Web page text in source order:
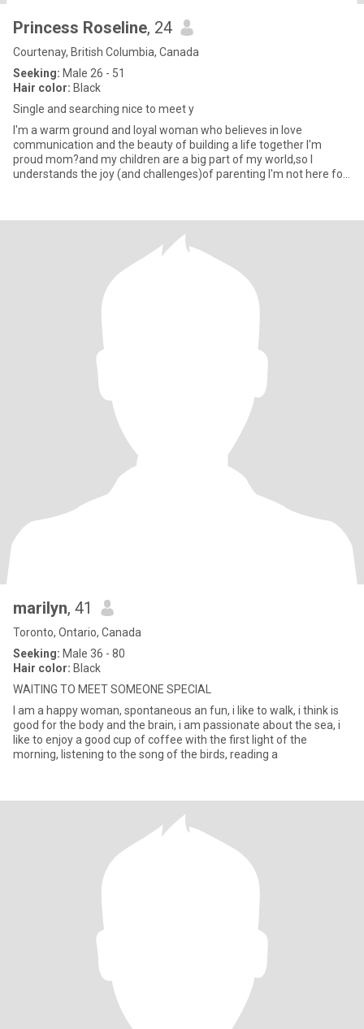
Princess Roseline, 24
Courtenay, British Columbia, Canada
Seeking: Male 26 - 51
Hair color: Black
Single and searching nice to meet y
I'm a warm ground and loyal woman who believes in love
communication and the beauty of building a life together I'm
proud mom?and my children are a big part of my world,so I
understands the joy (and challenges)of parenting I'm not here for
marilyn, 41
Toronto, Ontario, Canada
Seeking: Male 36 - 80
Hair color: Black
WAITING TO MEET SOMEONE SPECIAL
I am a happy woman, spontaneous an fun, i like to walk, i think is
good for the body and the brain, i am passionate about the sea, i
like to enjoy a good cup of coffee with the first light of the
morning, listening to the song of the birds, reading a